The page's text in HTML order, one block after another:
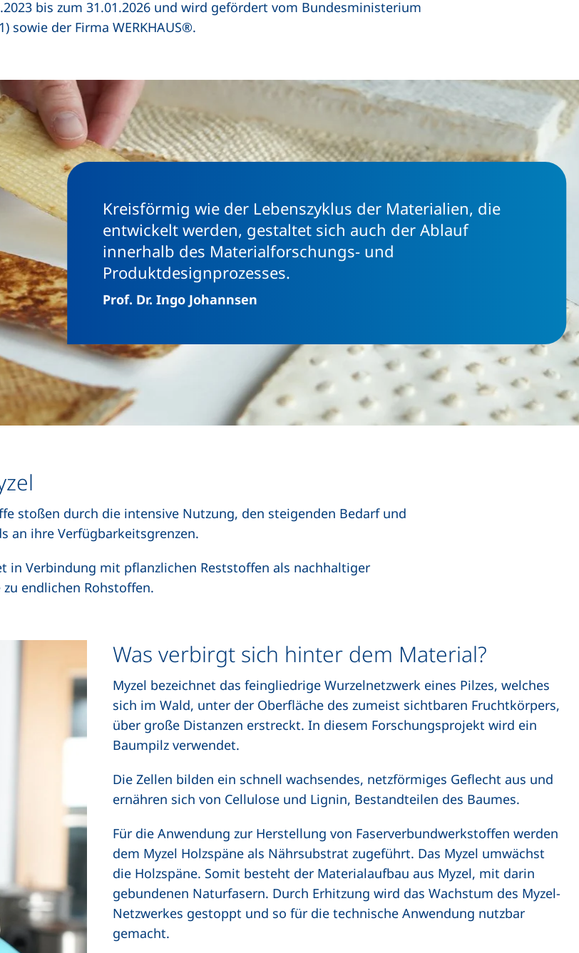
bis zum 31.01.2026 und wird gefördert vom Bundesministerium
sowie der Firma WERKHAUS®.
Kreisförmig wie der Lebenszyklus der Materialien, die
entwickelt werden, gestaltet sich auch der Ablauf
innerhalb des Materialforschungs- und
Produktdesignprozesses.
Prof. Dr. Ingo Johannsen
stoßen durch die intensive Nutzung, den steigenden Bedarf und
an ihre Verfügbarkeitsgrenzen.
in Verbindung mit pflanzlichen Reststoffen als nachhaltiger
endlichen Rohstoffen.
Was verbirgt sich hinter dem Material?
Myzel bezeichnet das feingliedrige Wurzelnetzwerk eines Pilzes, welches
sich im Wald, unter der Oberfläche des zumeist sichtbaren Fruchtkörpers,
über große Distanzen erstreckt. In diesem Forschungsprojekt wird ein
Baumpilz verwendet.
Die Zellen bilden ein schnell wachsendes, netzförmiges Geflecht aus und
ernähren sich von Cellulose und Lignin, Bestandteilen des Baumes.
Für die Anwendung zur Herstellung von Faserverbundwerkstoffen werden
dem Myzel Holzspäne als Nährsubstrat zugeführt. Das Myzel umwächst
die Holzspäne. Somit besteht der Materialaufbau aus Myzel, mit darin
gebundenen Naturfasern. Durch Erhitzung wird das Wachstum des Myzel-
Netzwerkes gestoppt und so für die technische Anwendung nutzbar
gemacht.